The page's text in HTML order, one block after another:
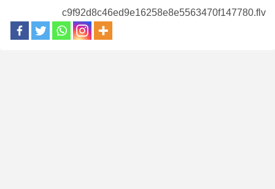
c9f92d8c46ed9e16258e8e5563470f147780.flv